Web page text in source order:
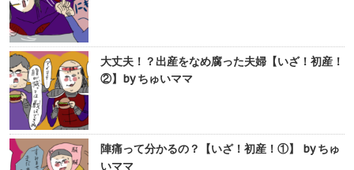
大丈夫！？出産をなめ腐った夫婦【いざ！初産！
②】by ちゅいママ
陣痛って分かるの？【いざ！初産！①】 by ちゅ
いママ